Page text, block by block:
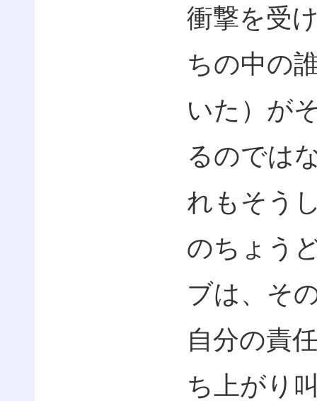
衝撃を受
ちの中の
いた）が
るのでは
れもそう
のちょう
ブは、そ
自分の責
ち上がり